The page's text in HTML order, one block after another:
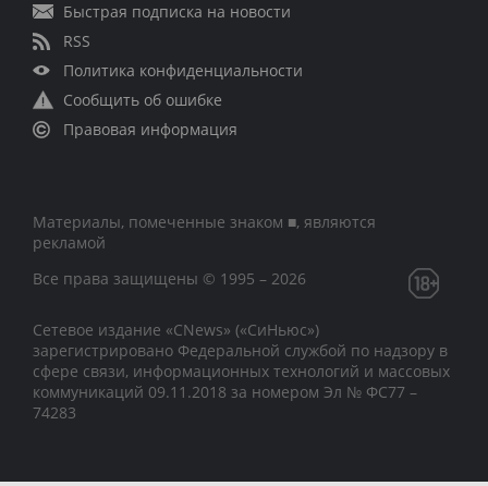
Быстрая подписка на новости
RSS
Политика конфиденциальности
Сообщить об ошибке
Правовая информация
Материалы, помеченные знаком ■, являются
рекламой
Все права защищены © 1995 – 2026
Сетевое издание «CNews» («СиНьюс»)
зарегистрировано Федеральной службой по надзору в
сфере связи, информационных технологий и массовых
коммуникаций 09.11.2018 за номером Эл № ФС77 –
74283